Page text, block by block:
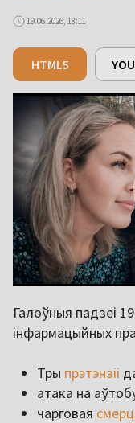
19.06.2026, 18:11
HTML5
Галоўныя падзеі
інфармацыйных
Тры прэтэнзіі
атака на
чарговая